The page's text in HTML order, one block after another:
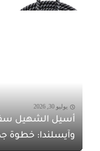
يوليو 30, 2026
أسيل الشهيل
وآيسلندا: خطوة